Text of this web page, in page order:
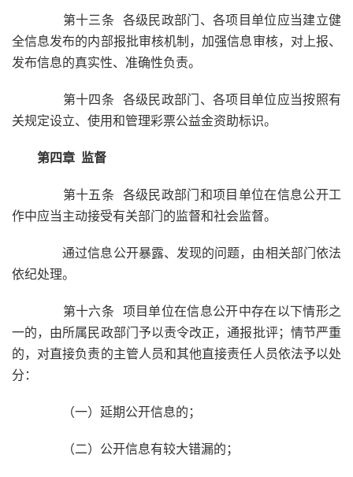
第十三条 各级民政部门、各项目单位应当建立健
全信息发布的内部报批审核机制，加强信息审核，对上报、
发布信息的真实性、准确性负责。
第十四条 各级民政部门、各项目单位应当按照有
关规定设立、使用和管理彩票公益金资助标识。
第四章 监督
第十五条 各级民政部门和项目单位在信息公开工
作中应当主动接受有关部门的监督和社会监督。
通过信息公开暴露、发现的问题，由相关部门依法
依纪处理。
第十六条 项目单位在信息公开中存在以下情形之
一的，由所属民政部门予以责令改正，通报批评；情节严重
的，对直接负责的主管人员和其他直接责任人员依法予以处
分：
（一）延期公开信息的；
（二）公开信息有较大错漏的；